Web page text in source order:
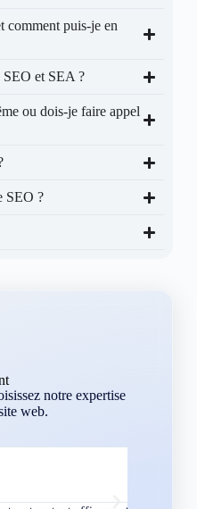
comment puis-je en
SEO et SEA ?
ou dois-je faire appel
SEO ?
notre expertise
web.